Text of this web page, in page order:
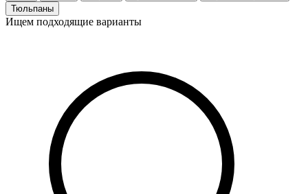
Тюльпаны
Ищем подходящие варианты